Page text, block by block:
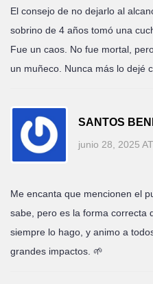
El consejo de no dejarlo al
sobrino de 4 años tomó una
Fue un caos. No fue mortal,
un muñeco. Nunca más lo dejé
SANTOS
junio 28, 2025
Me encanta que mencionen el
sabe, pero es la forma correcta
siempre lo hago, y animo a
grandes impactos. 🌱